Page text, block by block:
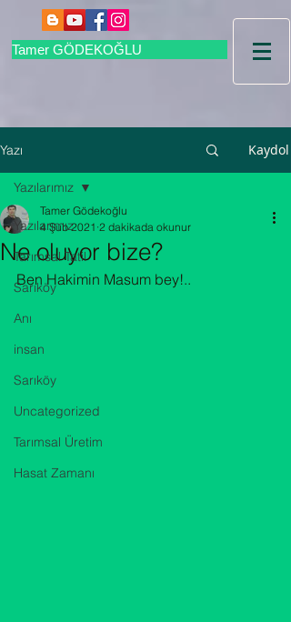
Tamer GÖDEKOĞLU
Yazı Kaydol
Yazılarımız
Tarımsal Tatil
Sarıköy
Anı
insan
Sarıköy
Uncategorized
Tarımsal Üretim
Hasat Zamanı
Yazılarımız
Ne oluyor bize?
Tamer Gödekoğlu
4 Şub 2021 2 dakikada okunur
Ben Hakimin Masum bey!..